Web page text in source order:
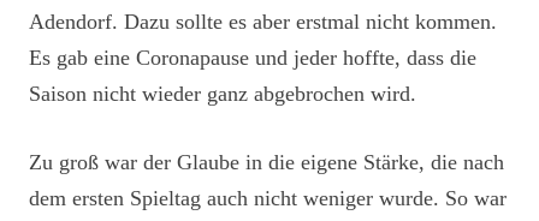
Adendorf. Dazu sollte es aber erstmal nicht kommen.
Es gab eine Coronapause und jeder hoffte, dass die
Saison nicht wieder ganz abgebrochen wird.
Zu groß war der Glaube in die eigene Stärke, die nach
dem ersten Spieltag auch nicht weniger wurde. So war